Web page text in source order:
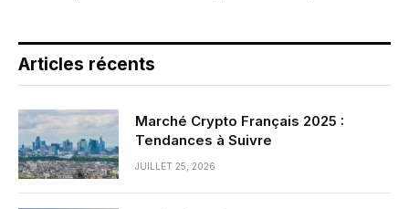
Articles récents
Marché Crypto Français 2025 :
Tendances à Suivre
JUILLET 25, 2026